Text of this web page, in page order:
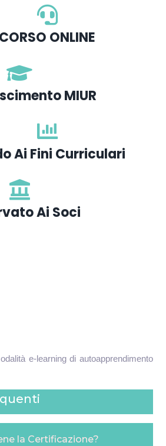
CORSO ONLINE
MIUR
Ai Fini Curriculari
Ai Soci
e-learning di autoapprendimento
la Certificazione?